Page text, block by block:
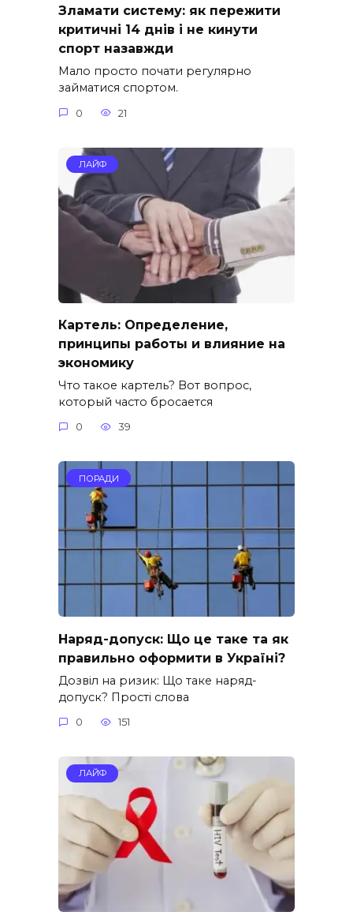
Зламати систему: як пережити
критичні 14 днів і не кинути
спорт назавжди
Мало просто почати регулярно
займатися спортом.
0 21
ЛАЙФ
Картель: Определение,
принципы работы и влияние на
экономику
Что такое картель? Вот вопрос,
который часто бросается
0 39
ПОРАДИ
Наряд-допуск: Що це таке та як
правильно оформити в Україні?
Дозвіл на ризик: Що таке наряд-
допуск? Прості слова
0 151
ЛАЙФ